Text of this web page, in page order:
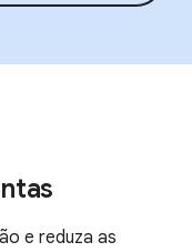
e reduza as